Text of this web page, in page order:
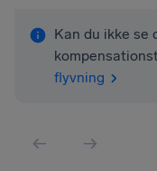
Kan du ikke se
flyvning